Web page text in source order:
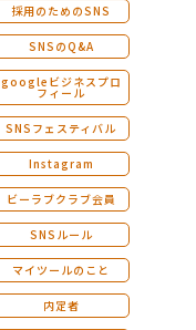
採用のためのSNS
SNSのQ&A
googleビジネスプロ
フィール
SNSフェスティバル
Instagram
ビーラブクラブ会員
SNSルール
マイツールのこと
内定者